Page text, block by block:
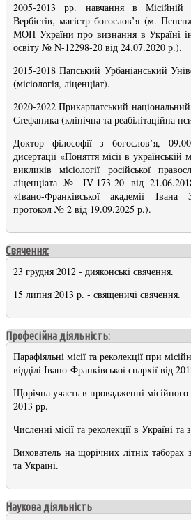
2005-2013 рр. навчання в Місійній
Вербістів, магістр богослов’я (м.
МОН України про визнання в Україні
освіту № N-12298-20 від 24.07.2020 р.).
2015-2018 Папський Урбаніанський
(місіологія, ліценціат).
2020-2022 Прикарпатський національний
Стефаника (клінічна та реабілітаційна
Доктор філософії з богослов’я,
дисертації «Поняття місії в українській
викликів місіології російської
ліценціата № IV-173-20 від
«Івано-Франківської академії Івана
протокол № 2 від 19.09.2025 р.).
Свячення:
23 грудня 2012 - дияконські свячення.
15 липня 2013 р. - священичі свячення.
Професійна діяльність:
Парафіяльні місії та реколекції при
відділі Івано-Франківської єпархії від
Щорічна участь в провадженні
2013 рр.
Численні місії та реколекції в Україні та
Вихователь на щорічних літніх
та Україні.
Наукова діяльність